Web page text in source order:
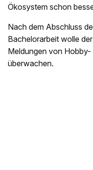
Ökosystem schon
Nach dem Abschluss
Bachelorarbeit wolle
Meldungen von
überwachen.